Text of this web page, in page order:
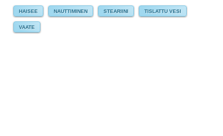
HAISEE NAUTTIMINEN STEARIINI TISLATTU VESI
VAATE